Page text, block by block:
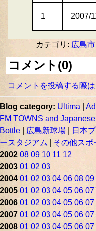
1 2007/
カテゴリ: 広島
コメント(0)
コメントを投稿する際
Blog category: Ultima
FM TOWNS and
Bottle
広島新球場 日本
ースタジアム
その他スポ
2002 08 09 10 11 12
2003 01 02 03
2004 01 02 03 04 06 08 09
2005 01 02 03 04 05 06 07
2006 01 02 03 04 05 06 07
2007 01 02 03 04 05 06 07
2008 01 02 03 04 05 06 07